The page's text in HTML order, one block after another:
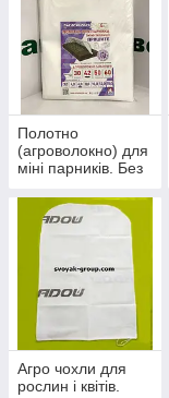
Полотно
(агроволокно) для
міні парників. Без
50, 60 г/м2.
Агро чохли для
рослин і квітів.